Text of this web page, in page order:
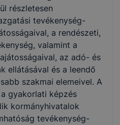
részletesen
tevékenység-
a rendészeti,
valamint a
az adó- és
ellátásával és a leendő
szakmai elemeivel. A
gyakorlati képzés
kormányhivatalok
tevékenység-